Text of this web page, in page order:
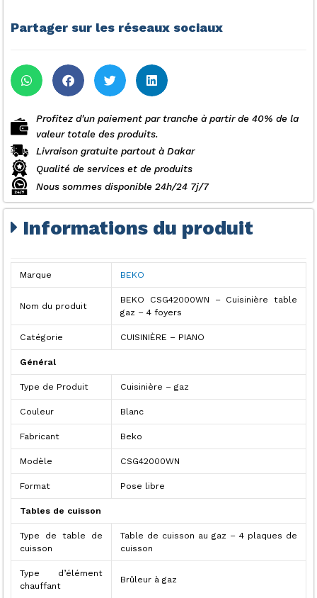
CSG42000WN
table
gaz
4
foyers
-
Four
gaz
-
56L
-
H85cm
-
Blanc
Partager sur les réseaux sociaux
Profitez d'un paiement par tranche à partir de 40% de la
valeur totale des produits.
Livraison gratuite partout à Dakar
Qualité de services et de produits
Nous sommes disponible 24h/24 7j/7
Informations du produit
Marque BEKO
Nom du produit
BEKO CSG42000WN – Cuisinière table
gaz – 4 foyers
Catégorie CUISINIÈRE – PIANO
Général
Type de Produit Cuisinière – gaz
Couleur Blanc
Fabricant Beko
Modèle CSG42000WN
Format Pose libre
Tables de cuisson
Type de table de
cuisson
Table de cuisson au gaz – 4 plaques de
cuisson
Type d’élément
chauffant
Brûleur à gaz